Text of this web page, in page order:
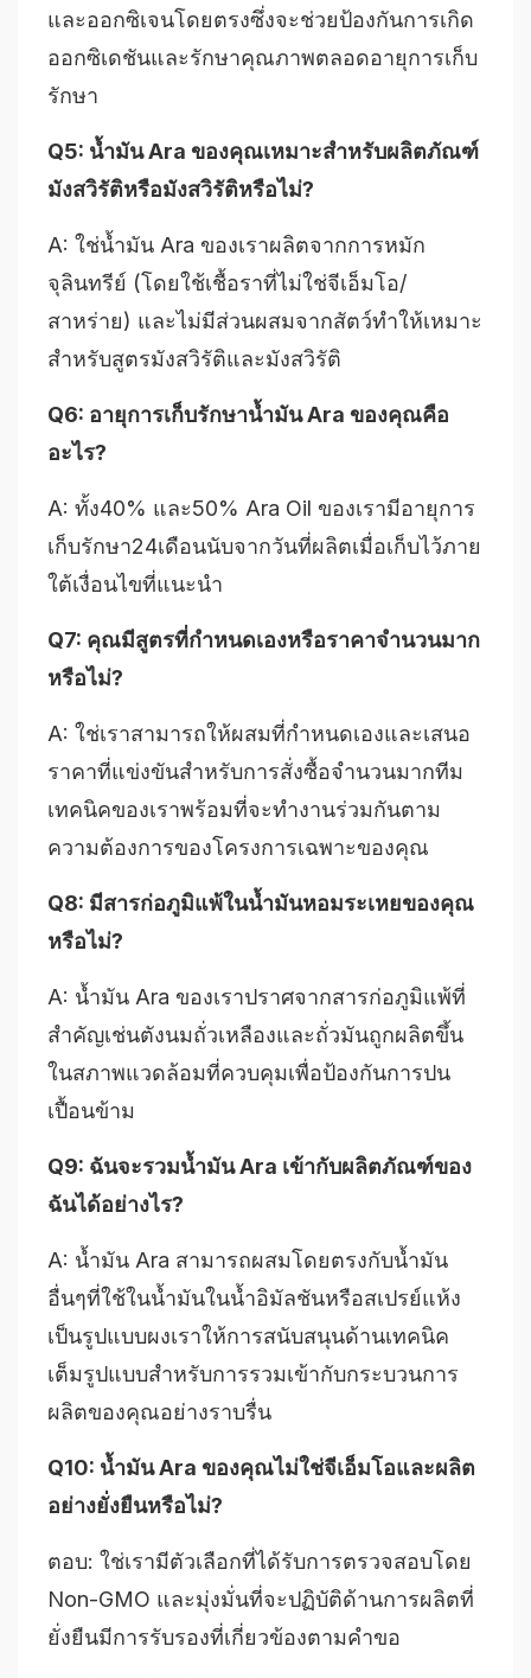
และออกซิเจนโดยตรงซึ่งจะช่วยป้องกันการเกิด
ออกซิเดชันและรักษาคุณภาพตลอดอายุการเก็บ
รักษา
Q5: น้ำมัน Ara ของคุณเหมาะสำหรับผลิตภัณฑ์
มังสวิรัติหรือมังสวิรัติหรือไม่?
A: ใช่น้ำมัน Ara ของเราผลิตจากการหมัก
จุลินทรีย์ (โดยใช้เชื้อราที่ไม่ใช่จีเอ็มโอ/
สาหร่าย) และไม่มีส่วนผสมจากสัตว์ทำให้เหมาะ
สำหรับสูตรมังสวิรัติและมังสวิรัติ
Q6: อายุการเก็บรักษาน้ำมัน Ara ของคุณคือ
อะไร?
A: ทั้ง40% และ50% Ara Oil ของเรามีอายุการ
เก็บรักษา24เดือนนับจากวันที่ผลิตเมื่อเก็บไว้ภาย
ใต้เงื่อนไขที่แนะนำ
Q7: คุณมีสูตรที่กำหนดเองหรือราคาจำนวนมาก
หรือไม่?
A: ใช่เราสามารถให้ผสมที่กำหนดเองและเสนอ
ราคาที่แข่งขันสำหรับการสั่งซื้อจำนวนมากทีม
เทคนิคของเราพร้อมที่จะทำงานร่วมกันตาม
ความต้องการของโครงการเฉพาะของคุณ
Q8: มีสารก่อภูมิแพ้ในน้ำมันหอมระเหยของคุณ
หรือไม่?
A: น้ำมัน Ara ของเราปราศจากสารก่อภูมิแพ้ที่
สำคัญเช่นตังนมถั่วเหลืองและถั่วมันถูกผลิตขึ้น
ในสภาพแวดล้อมที่ควบคุมเพื่อป้องกันการปน
เปื้อนข้าม
Q9: ฉันจะรวมน้ำมัน Ara เข้ากับผลิตภัณฑ์ของ
ฉันได้อย่างไร?
A: น้ำมัน Ara สามารถผสมโดยตรงกับน้ำมัน
อื่นๆที่ใช้ในน้ำมันในน้ำอิมัลชันหรือสเปรย์แห้ง
เป็นรูปแบบผงเราให้การสนับสนุนด้านเทคนิค
เต็มรูปแบบสำหรับการรวมเข้ากับกระบวนการ
ผลิตของคุณอย่างราบรื่น
Q10: น้ำมัน Ara ของคุณไม่ใช่จีเอ็มโอและผลิต
อย่างยั่งยืนหรือไม่?
ตอบ: ใช่เรามีตัวเลือกที่ได้รับการตรวจสอบโดย
Non-GMO และมุ่งมั่นที่จะปฏิบัติด้านการผลิตที่
ยั่งยืนมีการรับรองที่เกี่ยวข้องตามคำขอ